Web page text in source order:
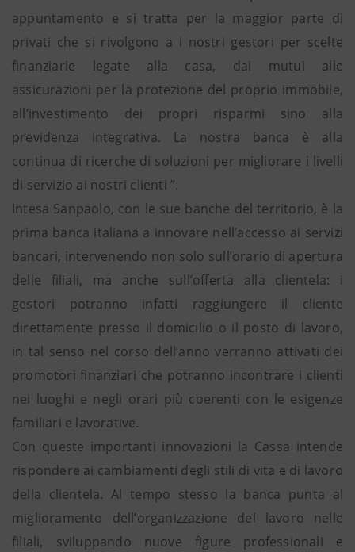
appuntamento e si tratta per la maggior parte di
privati che si rivolgono a i nostri gestori per scelte
finanziarie legate alla casa, dai mutui alle
assicurazioni per la protezione del proprio immobile,
all’investimento dei propri risparmi sino alla
previdenza integrativa. La nostra banca è alla
continua di ricerche di soluzioni per migliorare i livelli
di servizio ai nostri clienti ”.
Intesa Sanpaolo, con le sue banche del territorio, è la
prima banca italiana a innovare nell’accesso ai servizi
bancari, intervenendo non solo sull’orario di apertura
delle filiali, ma anche sull’offerta alla clientela: i
gestori potranno infatti raggiungere il cliente
direttamente presso il domicilio o il posto di lavoro,
in tal senso nel corso dell’anno verranno attivati dei
promotori finanziari che potranno incontrare i clienti
nei luoghi e negli orari più coerenti con le esigenze
familiari e lavorative.
Con queste importanti innovazioni la Cassa intende
rispondere ai cambiamenti degli stili di vita e di lavoro
della clientela. Al tempo stesso la banca punta al
miglioramento dell’organizzazione del lavoro nelle
filiali, sviluppando nuove figure professionali e